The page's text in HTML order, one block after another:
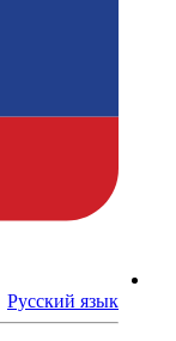
Русский язык